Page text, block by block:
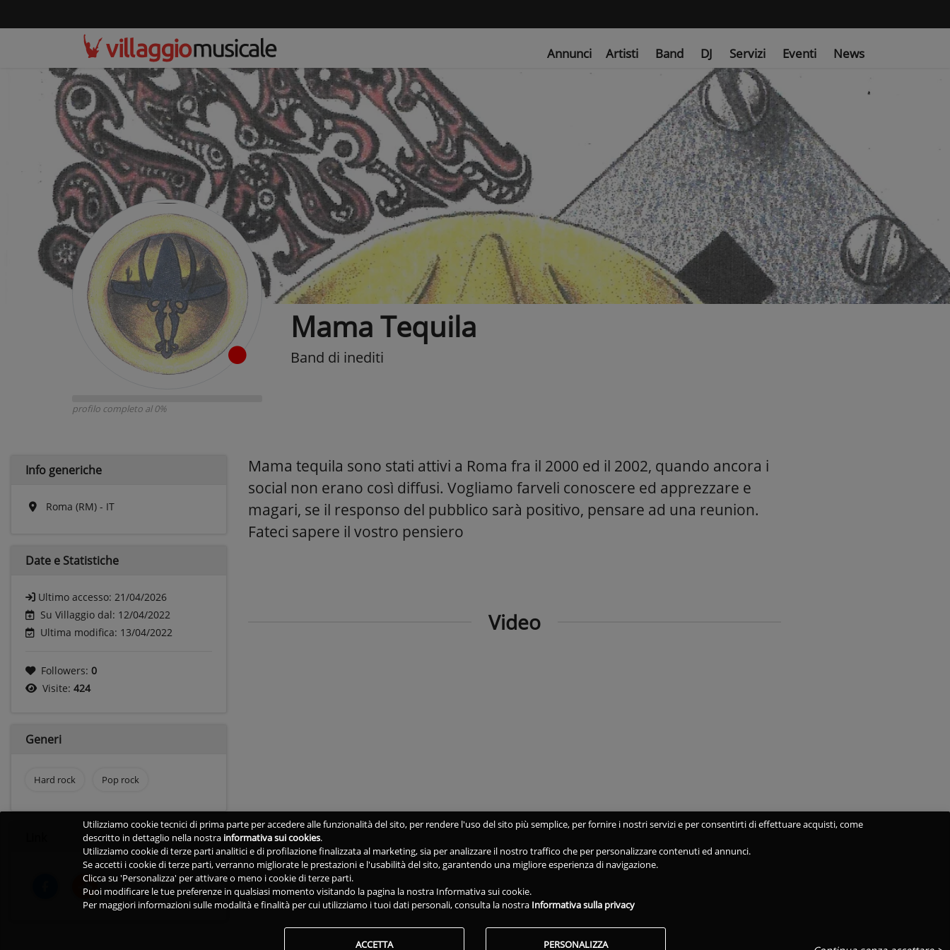
Annunci Artisti Band DJ Servizi Eventi News
profilo completo al 0%
Mama Tequila
Band di inediti
Info generiche
Roma (RM) - IT
Date e Statistiche
Ultimo accesso: 21/04/2026
Su Villaggio dal: 12/04/2022
Ultima modifica: 13/04/2022
Followers: 0
Visite: 424
Generi
Hard rock Pop rock
Mama tequila sono stati attivi a Roma fra il 2000 ed il 2002, quando ancora i
social non erano così diffusi. Vogliamo farveli conoscere ed apprezzare e
magari, se il responso del pubblico sarà positivo, pensare ad una reunion.
Fateci sapere il vostro pensiero
Video
Utilizziamo cookie tecnici di prima parte per accedere alle funzionalità del sito, per rendere l'uso del sito più semplice, per fornire i nostri servizi e per consentirti di effettuare acquisti, come
descritto in dettaglio nella nostra informativa sui cookies.
Utilizziamo cookie di terze parti analitici e di profilazione finalizzata al marketing, sia per analizzare il nostro traffico che per personalizzare contenuti ed annunci.
Se accetti i cookie di terze parti, verranno migliorate le prestazioni e l'usabilità del sito, garantendo una migliore esperienza di navigazione.
Clicca su 'Personalizza' per attivare o meno i cookie di terze parti.
Puoi modificare le tue preferenze in qualsiasi momento visitando la pagina la nostra Informativa sui cookie.
Per maggiori informazioni sulle modalità e finalità per cui utilizziamo i tuoi dati personali, consulta la nostra Informativa sulla privacy
ACCETTA PERSONALIZZA